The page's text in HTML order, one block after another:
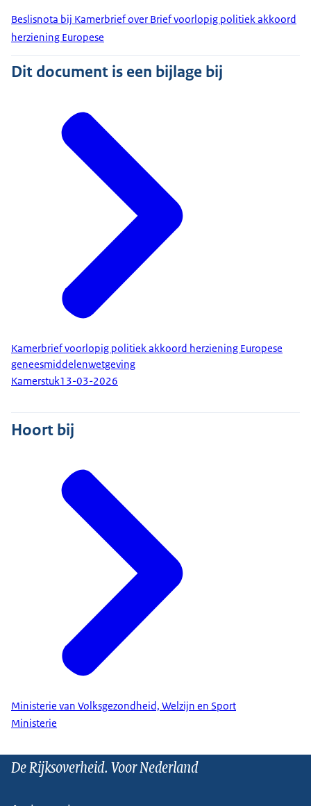
Beslisnota bij Kamerbrief over Brief voorlopig politiek akkoord
herziening Europese
Dit document is een bijlage bij
Kamerbrief voorlopig politiek akkoord herziening Europese
geneesmiddelenwetgeving
Kamerstuk13-03-2026
Hoort bij
Ministerie van Volksgezondheid, Welzijn en Sport
Ministerie
De Rijksoverheid. Voor Nederland